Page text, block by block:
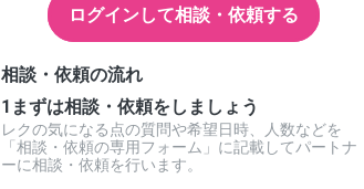
ログインして相談・依頼する
相談・依頼の流れ
1 まずは相談・依頼をしましょう
レクの気になる点の質問や希望日時、人数などを
「相談・依頼の専用フォーム」に記載してパートナ
ーに相談・依頼を行います。